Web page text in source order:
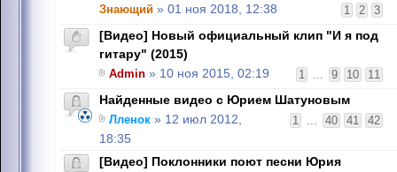
1 2 3
Знающий » 01 ноя 2018, 12:38
[Видео] Новый официальный клип "И я под
гитару" (2015)
1 ... 9 10 11
Admin » 10 ноя 2015, 02:19
Найденные видео с Юрием Шатуновым
1 ... 40 41 42
Лленок » 12 июл 2012,
18:35
[Видео] Поклонники поют песни Юрия